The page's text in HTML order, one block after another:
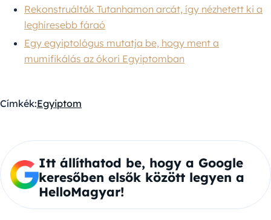
Rekonstruálták Tutanhamon arcát, így nézhetett ki a
leghíresebb fáraó
Egy egyiptológus mutatja be, hogy ment a
mumifikálás az ókori Egyiptomban
Címkék:Egyiptom
Itt állíthatod be, hogy a Google
keresőben elsők között legyen a
HelloMagyar!